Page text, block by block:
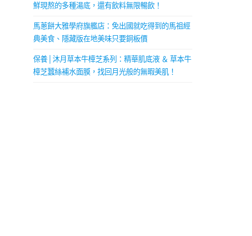
鮮現熬的多種湯底，還有飲料無限暢飲！
馬蔥餅大雅學府旗艦店：免出國就吃得到的馬祖經
典美食、隱藏版在地美味只要銅板價
保養│沐月草本牛樟芝系列：精華肌底液 ＆ 草本牛
樟芝蠶絲補水面膜，找回月光般的無暇美肌！